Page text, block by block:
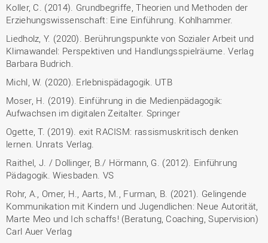
Koller, C. (2014). Grundbegriffe, Theorien und Methoden der
Erziehungswissenschaft: Eine Einführung. Kohlhammer.
Liedholz, Y. (2020). Berührungspunkte von Sozialer Arbeit und
Klimawandel: Perspektiven und Handlungsspielräume. Verlag
Barbara Budrich.
Michl, W. (2020). Erlebnispädagogik. UTB
Moser, H. (2019). Einführung in die Medienpädagogik:
Aufwachsen im digitalen Zeitalter. Springer
Ogette, T. (2019). exit RACISM: rassismuskritisch denken
lernen. Unrats Verlag.
Raithel, J. / Dollinger, B./ Hörmann, G. (2012). Einführung
Pädagogik. Wiesbaden. VS
Rohr, A., Omer, H., Aarts, M., Furman, B. (2021). Gelingende
Kommunikation mit Kindern und Jugendlichen: Neue Autorität,
Marte Meo und Ich schaffs! (Beratung, Coaching, Supervision)
Carl Auer Verlag